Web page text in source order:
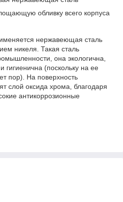
обливку всего корпуса
нержавеющая сталь
никеля. Такая сталь
она экологична,
гигиенична (поскольку на ее
пор). На поверхность
слой оксида хрома, благодаря
антикоррозионные